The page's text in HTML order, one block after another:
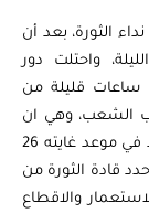
نداء الثورة، بعد أن
واحتلت دور
ساعات قليلة من
الشعب، وهي ان
يتنازل عن الملك لأبنه أحمد فؤاد، وان يغادر البلاد في موعد غايته 26
حدد قادة الثورة من
والاقطاع